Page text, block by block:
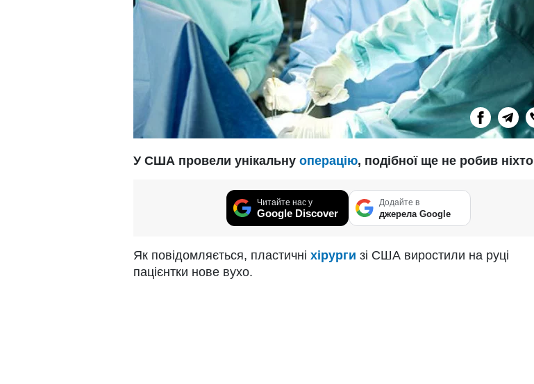
У США провели унікальну операцію, подібної ще не робив ніхто
Читайте нас у
Google Discover
Додайте в
джерела Google
Як повідомляється, пластичні хірурги зі США виростили на руці
пацієнтки нове вухо.